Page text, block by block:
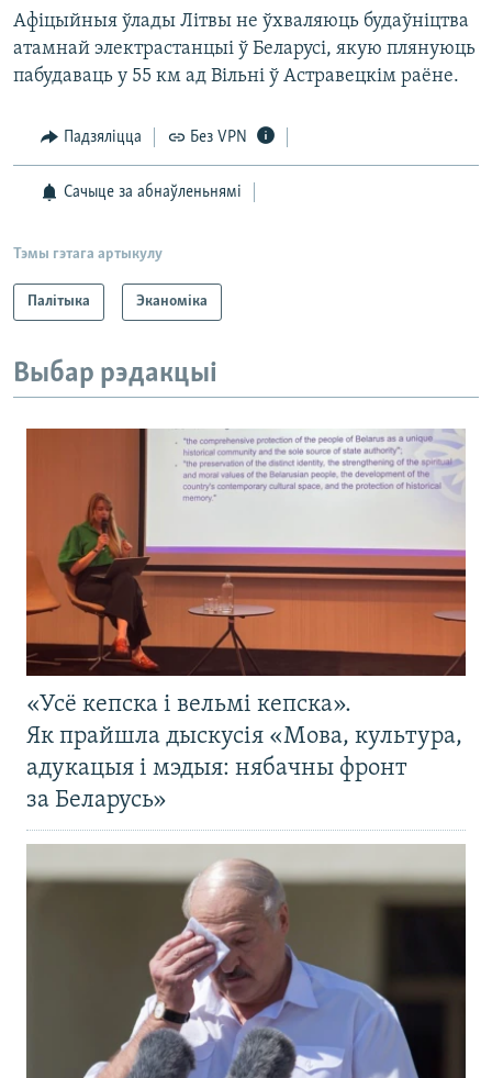
Афіцыйныя ўлады Літвы не ўхваляюць будаўніцтва
атамнай электрастанцыі ў Беларусі, якую плянуюць
пабудаваць у 55 км ад Вільні ў Астравецкім раёне.
Падзяліцца Без VPN
Сачыце за абнаўленьнямі
Тэмы гэтага артыкулу
Палітыка Эканоміка
Выбар рэдакцыі
«Усё кепска і вельмі кепска».
Як прайшла дыскусія «Мова, культура,
адукацыя і мэдыя: нябачны фронт
за Беларусь»